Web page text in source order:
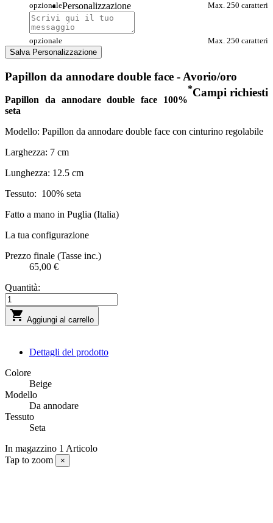
opzionale Max. 250 caratteri
Personalizzazione
opzionale
Max. 250 caratteri
Salva Personalizzazione
Papillon da annodare double face - Avorio/oro
*Campi richiesti
Papillon da annodare double face 100%
seta
Modello: Papillon da annodare double face con cinturino regolabile
Larghezza: 7 cm
Lunghezza: 12.5 cm
Tessuto: 100% seta
Fatto a mano in Puglia (Italia)
La tua configurazione
Prezzo finale (Tasse inc.)
65,00 €
Quantità:
 Aggiungi al carrello
Dettagli del prodotto
Colore
Beige
Modello
Da annodare
Tessuto
Seta
In magazzino 1 Articolo
Tap to zoom
×